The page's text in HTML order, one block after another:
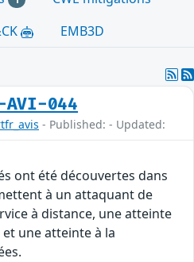
EMB3D
AVI-044
- Published: - Updated:
ont été découvertes dans
à un attaquant de
à distance, une atteinte
une atteinte à la